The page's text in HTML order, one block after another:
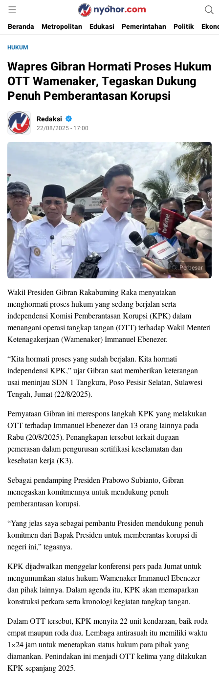
Nyohor.com
Media Informasi Ternyohor
Beranda
Metropolitan Edukasi Pemerintahan Politik
HUKUM
Wapres Gibran Hormati Proses Hukum
OTT Wamenaker, Tegaskan Dukung
Penuh Pemberantasan Korupsi
Redaksi
22/08/2025 - 17:00
Perbesar
Wakil Presiden Gibran Rakabuming Raka menyatakan
menghormati proses hukum yang sedang berjalan serta
independensi Komisi Pemberantasan Korupsi (KPK) dalam
menangani operasi tangkap tangan (OTT) terhadap Wakil Menteri
Ketenagakerjaan (Wamenaker) Immanuel Ebenezer.
“Kita hormati proses yang sudah berjalan. Kita hormati
independensi KPK,” ujar Gibran saat memberikan keterangan
usai meninjau SDN 1 Tangkura, Poso Pesisir Selatan, Sulawesi
Tengah, Jumat (22/8/2025).
Pernyataan Gibran ini merespons langkah KPK yang melakukan
OTT terhadap Immanuel Ebenezer dan 13 orang lainnya pada
Rabu (20/8/2025). Penangkapan tersebut terkait dugaan
pemerasan dalam pengurusan sertifikasi keselamatan dan
kesehatan kerja (K3).
Sebagai pendamping Presiden Prabowo Subianto, Gibran
menegaskan komitmennya untuk mendukung penuh
pemberantasan korupsi.
“Yang jelas saya sebagai pembantu Presiden mendukung penuh
komitmen dari Bapak Presiden untuk memberantas korupsi di
negeri ini,” tegasnya.
KPK dijadwalkan menggelar konferensi pers pada Jumat untuk
mengumumkan status hukum Wamenaker Immanuel Ebenezer
dan pihak lainnya. Dalam agenda itu, KPK akan memaparkan
konstruksi perkara serta kronologi kegiatan tangkap tangan.
Dalam OTT tersebut, KPK menyita 22 unit kendaraan, baik roda
empat maupun roda dua. Lembaga antirasuah itu memiliki waktu
1×24 jam untuk menetapkan status hukum para pihak yang
diamankan. Penindakan ini menjadi OTT kelima yang dilakukan
KPK sepanjang 2025.